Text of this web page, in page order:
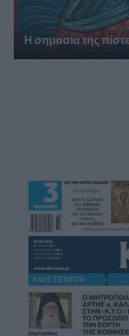
Η σημασία της